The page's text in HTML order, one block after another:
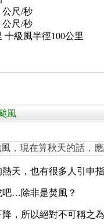
尺/秒
尺/秒
級風半徑100公里
風
，現在算秋天的話，
熱天，也有很多人引申
吧…除非是焚風？
，所以絕對不可稱之為